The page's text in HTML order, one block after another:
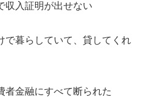
収入証明が出せない
で暮らしていて、貸してくれ
金融にすべて断られた